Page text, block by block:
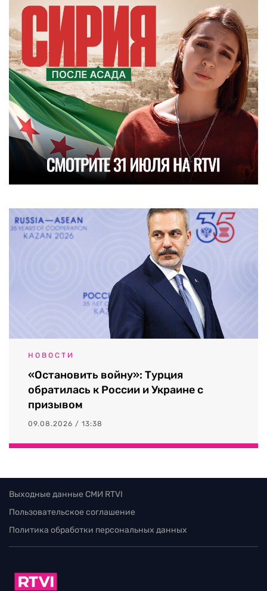
НОВОСТИ
«Остановить войну»: Турция
обратилась к России и Украине с
призывом
09.08.2026 / 13:38
Выходные данные СМИ RTVI
Пользовательское соглашение
Политика обработки персональных данных